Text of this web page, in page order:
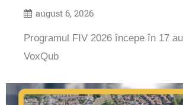
august 6, 2026
Programul FIV 2026 începe în 17
VoxQub